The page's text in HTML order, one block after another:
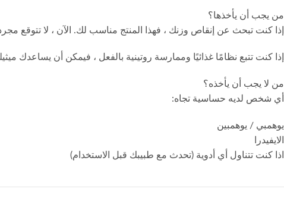
من يجب أن يأخذها؟
إذا كنت تبحث عن إنقاص وزنك ، فهذا المنتج مناسب لك. الآن ، لا تتوقع
إذا كنت تتبع نظامًا غذائيًا وممارسة روتينية بالفعل ، فيمكن أن يساعدك
من لا يجب أن يأخذه؟
أي شخص لديه حساسية تجاه:
يوهمبي / يوهمبين
الايفيدرا
اذا كنت تتناول أي أدوية (تحدث مع طبيبك قبل الاستخدام)